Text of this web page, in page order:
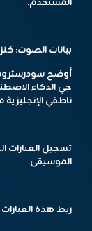
بيانات الصوت:
أوضح
ناطقي الإنجليزية مايو 2025 – تمنح الشركة مجموعة
تسجيل العبارات
الموسيقى.
ربط هذه